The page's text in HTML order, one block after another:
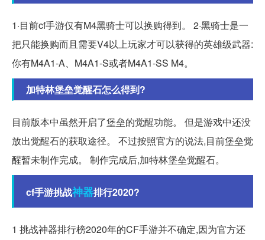
1·目前cf手游仅有M4黑骑士可以换购得到。 2·黑骑士是一
把只能换购而且需要V4以上玩家才可以获得的英雄级武器:
你有M4A1-A、M4A1-S或者M4A1-SS M4。
加特林堡垒觉醒石怎么得到?
目前版本中虽然开启了堡垒的觉醒功能。 但是游戏中还没
放出觉醒石的获取途径。 不过按照官方的说法,目前堡垒觉
醒暂未制作完成。 制作完成后,加特林堡垒觉醒石。
cf手游挑战神器排行2020?
1 挑战神器排行榜2020年的CF手游并不确定,因为官方还